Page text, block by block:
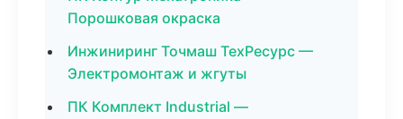
Порошковая окраска
Инжиниринг Точмаш ТехРесурс —
Электромонтаж и жгуты
ПК Комплект Industrial —